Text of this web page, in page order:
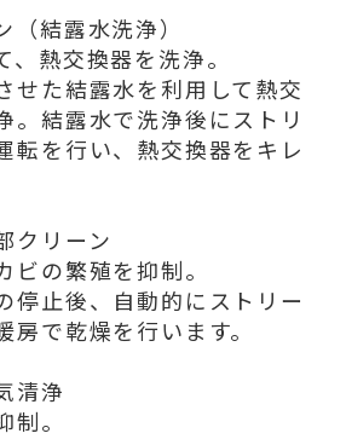
結露水洗浄）
熱交換器を洗浄。
せた結露水を利用して熱交
。結露水で洗浄後にストリ
転を行い、熱交換器をキレ
クリーン
ビの繁殖を抑制。
停止後、自動的にストリー
房で乾燥を行います。
清浄
。